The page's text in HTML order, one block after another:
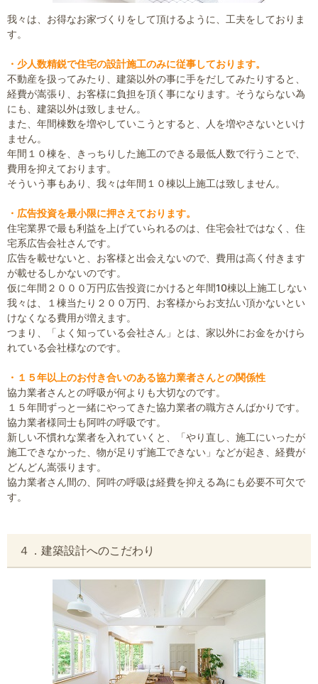
我々は、お得なお家づくりをして頂けるように、工夫をしておりま
す。
・少人数精鋭で住宅の設計施工のみに従事しております。
不動産を扱ってみたり、建築以外の事に手をだしてみたりすると、
経費が嵩張り、お客様に負担を頂く事になります。そうならない為
にも、建築以外は致しません。
また、年間棟数を増やしていこうとすると、人を増やさないといけ
ません。
年間１０棟を、きっちりした施工のできる最低人数で行うことで、
費用を抑えております。
そういう事もあり、我々は年間１０棟以上施工は致しません。
・広告投資を最小限に押さえております。
住宅業界で最も利益を上げていられるのは、住宅会社ではなく、住
宅系広告会社さんです。
広告を載せないと、お客様と出会えないので、費用は高く付きます
が載せるしかないのです。
仮に年間２０００万円広告投資にかけると年間10棟以上施工しない
我々は、１棟当たり２００万円、お客様からお支払い頂かないとい
けなくなる費用が増えます。
つまり、「よく知っている会社さん」とは、家以外にお金をかけら
れている会社様なのです。
・１５年以上のお付き合いのある協力業者さんとの関係性
協力業者さんとの呼吸が何よりも大切なのです。
１５年間ずっと一緒にやってきた協力業者の職方さんばかりです。
協力業者様同士も阿吽の呼吸です。
新しい不慣れな業者を入れていくと、「やり直し、施工にいったが
施工できなかった、物が足りず施工できない」などが起き、経費が
どんどん嵩張ります。
協力業者さん間の、阿吽の呼吸は経費を抑える為にも必要不可欠で
す。
４．建築設計へのこだわり